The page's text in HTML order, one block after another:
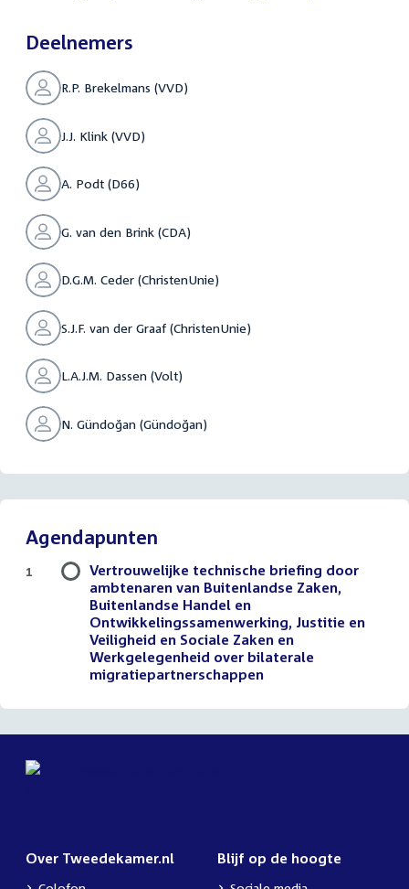
Deelnemers
R.P. Brekelmans (VVD)
J.J. Klink (VVD)
A. Podt (D66)
G. van den Brink (CDA)
D.G.M. Ceder (ChristenUnie)
S.J.F. van der Graaf (ChristenUnie)
L.A.J.M. Dassen (Volt)
N. Gündoğan (Gündoğan)
Agendapunten
Vertrouwelijke technische briefing door
ambtenaren van Buitenlandse Zaken,
Buitenlandse Handel en
Ontwikkelingssamenwerking, Justitie en
Veiligheid en Sociale Zaken en
Werkgelegenheid over bilaterale
migratiepartnerschappen
1
Over Tweedekamer.nl Blijf op de hoogte